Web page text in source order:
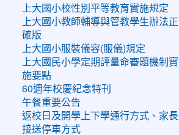
上大國小校性別平等教育實施規定
上大國小教師輔導與管教學生辦法正
確版
上大國小服裝儀容(服儀)規定
上大國民小學定期評量命審題機制實
施要點
60週年校慶紀念特刊
午餐重要公告
返校日及開學上下學通行方式、家長
接送停車方式